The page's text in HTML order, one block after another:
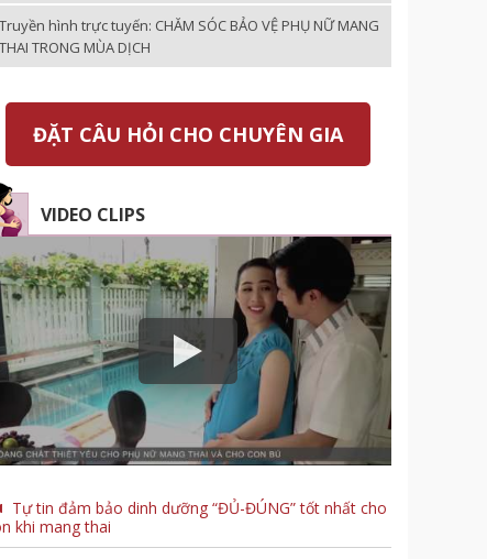
Truyền hình trực tuyến: CHĂM SÓC BẢO VỆ PHỤ NỮ MANG
THAI TRONG MÙA DỊCH
ĐẶT CÂU HỎI CHO CHUYÊN GIA
VIDEO CLIPS
Tự tin đảm bảo dinh dưỡng “ĐỦ-ĐÚNG” tốt nhất cho
khi mang thai